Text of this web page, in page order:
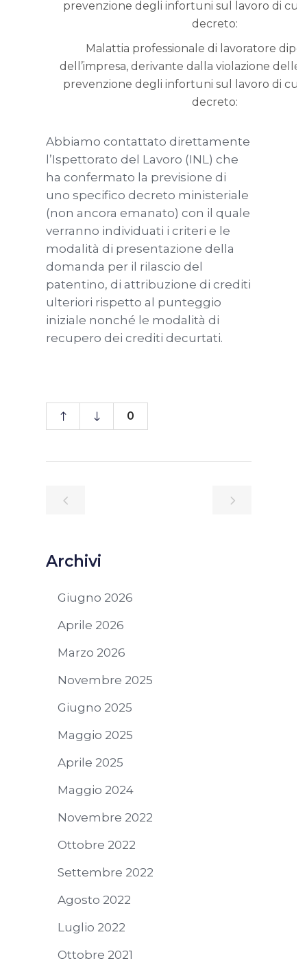
prevenzione degli infortuni sul lavoro di cui
decreto:
Malattia professionale di lavoratore
dell’impresa, derivante dalla violazione delle
prevenzione degli infortuni sul lavoro di cui
decreto:
Abbiamo contattato direttamente
l’Ispettorato del Lavoro (INL) che
ha confermato la previsione di
uno specifico decreto ministeriale
(non ancora emanato) con il quale
verranno individuati i criteri e le
modalità di presentazione della
domanda per il rilascio del
patentino, di attribuzione di crediti
ulteriori rispetto al punteggio
iniziale nonché le modalità di
recupero dei crediti decurtati.
0
Archivi
Giugno 2026
Aprile 2026
Marzo 2026
Novembre 2025
Giugno 2025
Maggio 2025
Aprile 2025
Maggio 2024
Novembre 2022
Ottobre 2022
Settembre 2022
Agosto 2022
Luglio 2022
Ottobre 2021